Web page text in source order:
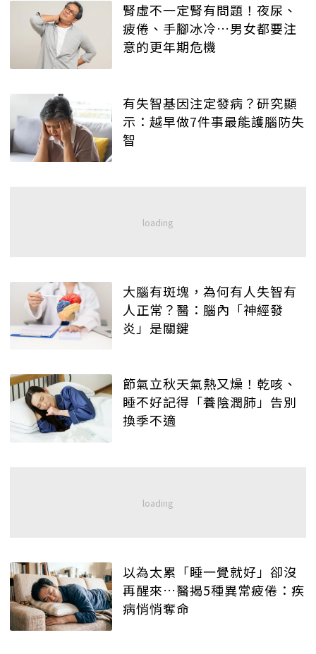
腎虛不一定腎有問題！夜尿、
疲倦、手腳冰冷…男女都要注
意的更年期危機
有失智基因注定發病？研究顯
示：越早做7件事最能護腦防失
智
大腦有斑塊，為何有人失智有
人正常？醫：腦內「神經發
炎」是關鍵
節氣立秋天氣熱又燥！乾咳、
睡不好記得「養陰潤肺」告別
換季不適
以為太累「睡一覺就好」卻沒
再醒來…醫揭5種異常疲倦：疾
病悄悄奪命